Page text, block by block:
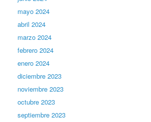
mayo 2024
abril 2024
marzo 2024
febrero 2024
enero 2024
diciembre 2023
noviembre 2023
octubre 2023
septiembre 2023